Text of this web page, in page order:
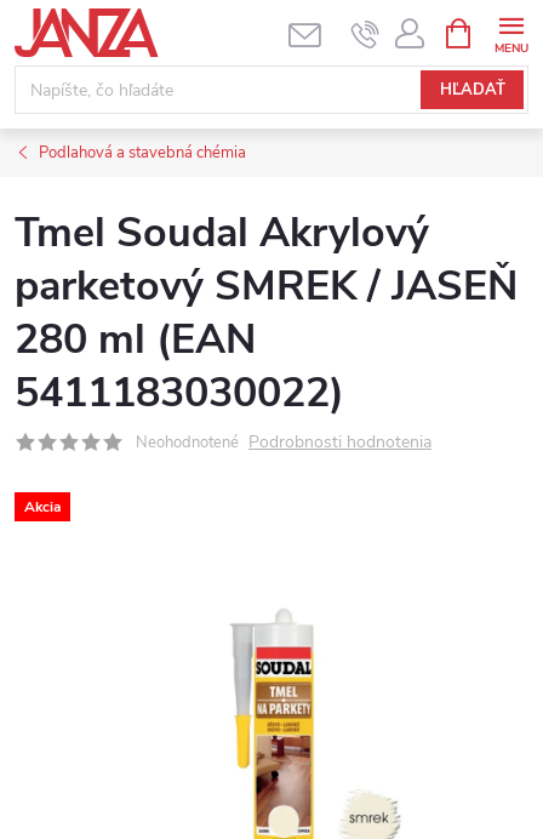
Prejsť na obsah
HĽADAŤ
Podlahová a stavebná chémia
Tmel Soudal Akrylový
parketový SMREK / JASEŇ
280 ml (EAN
5411183030022)
Neohodnotené Podrobnosti hodnotenia
Akcia